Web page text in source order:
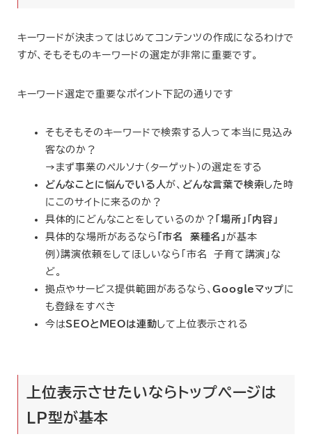
キーワードが決まってはじめてコンテンツの作成になるわけで
すが、そもそものキーワードの選定が非常に重要です。
キーワード選定で重要なポイント下記の通りです
そもそもそのキーワードで検索する人って本当に見込み
客なのか？
→まず事業のペルソナ（ターゲット）の選定をする
どんなことに悩んでいる人が、 どんな言葉で検索した時
にこのサイトに来るのか？
具体的にどんなことをしているのか？
「場所」「内容」
具体的な場所があるなら
「市名 業種名」が基本
例）講演依頼をしてほしいなら「市名 子育て講演」な
ど。
拠点やサービス提供範囲があるなら、Googleマップに
も登録をすべき
今はSEOとMEOは連動して上位表示される
上位表示させたいならトップページは
LP型が基本